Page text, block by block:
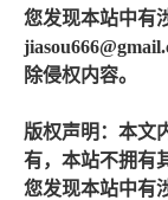
您发现本站中有
除侵权内容。
版权声明：本文
有，本站不拥有
您发现本站中有